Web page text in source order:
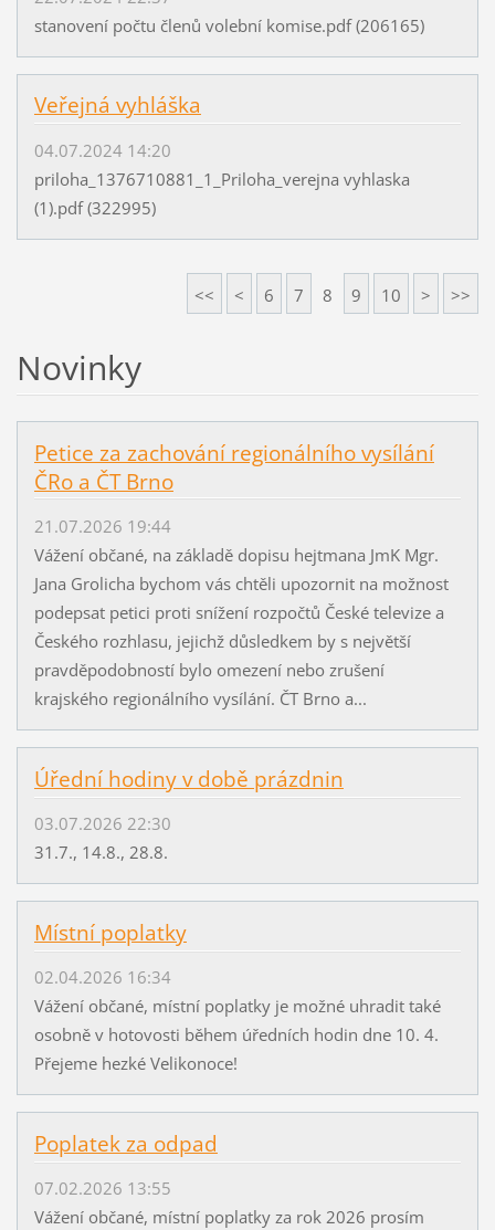
stanovení počtu členů volební komise.pdf (206165)
Veřejná vyhláška
04.07.2024 14:20
priloha_1376710881_1_Priloha_verejna vyhlaska
(1).pdf (322995)
<< < 6 7 8 9 10 > >>
Novinky
Petice za zachování regionálního vysílání
ČRo a ČT Brno
21.07.2026 19:44
Vážení občané, na základě dopisu hejtmana JmK Mgr.
Jana Grolicha bychom vás chtěli upozornit na možnost
podepsat petici proti snížení rozpočtů České televize a
Českého rozhlasu, jejichž důsledkem by s největší
pravděpodobností bylo omezení nebo zrušení
krajského regionálního vysílání. ČT Brno a...
Úřední hodiny v době prázdnin
03.07.2026 22:30
31.7., 14.8., 28.8.
Místní poplatky
02.04.2026 16:34
Vážení občané, místní poplatky je možné uhradit také
osobně v hotovosti během úředních hodin dne 10. 4.
Přejeme hezké Velikonoce!
Poplatek za odpad
07.02.2026 13:55
Vážení občané, místní poplatky za rok 2026 prosím